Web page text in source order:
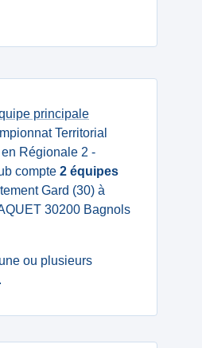
principale
Territorial
Régionale 2 -
compte 2 équipes
Gard (30) à
30200 Bagnols
ou plusieurs